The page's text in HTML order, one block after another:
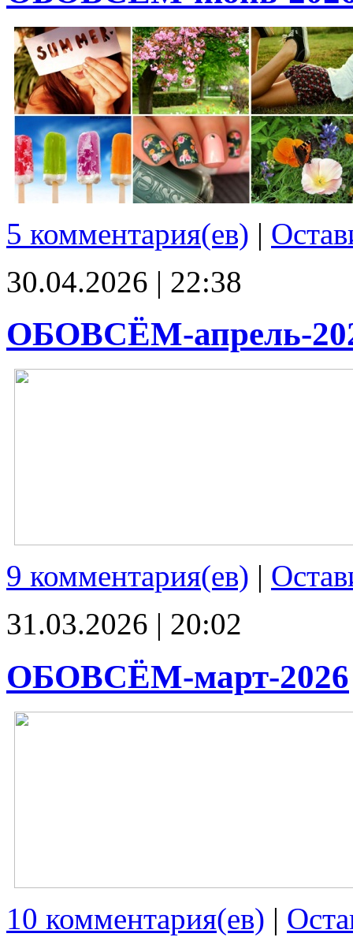
5 комментария(ев) |
30.04.2026 | 22:38
ОБОВСЁМ-апрель-
9 комментария(ев) |
31.03.2026 | 20:02
ОБОВСЁМ-март-2026
10 комментария(ев) |